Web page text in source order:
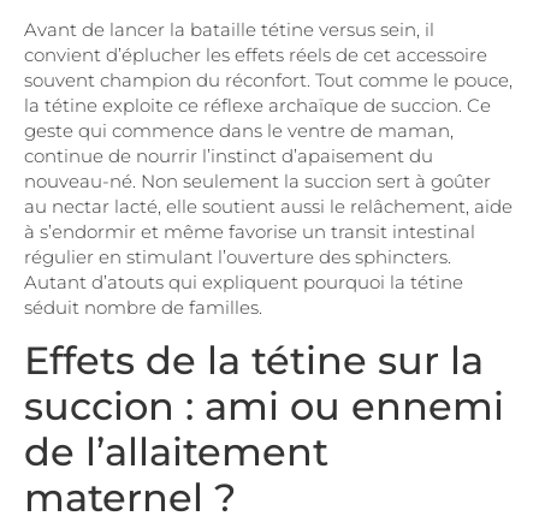
Avant de lancer la bataille tétine versus sein, il
convient d’éplucher les effets réels de cet accessoire
souvent champion du réconfort. Tout comme le pouce,
la tétine exploite ce réflexe archaïque de succion. Ce
geste qui commence dans le ventre de maman,
continue de nourrir l’instinct d’apaisement du
nouveau-né. Non seulement la succion sert à goûter
au nectar lacté, elle soutient aussi le relâchement, aide
à s’endormir et même favorise un transit intestinal
régulier en stimulant l’ouverture des sphincters.
Autant d’atouts qui expliquent pourquoi la tétine
séduit nombre de familles.
Effets de la tétine sur la
succion : ami ou ennemi
de l’allaitement
maternel ?